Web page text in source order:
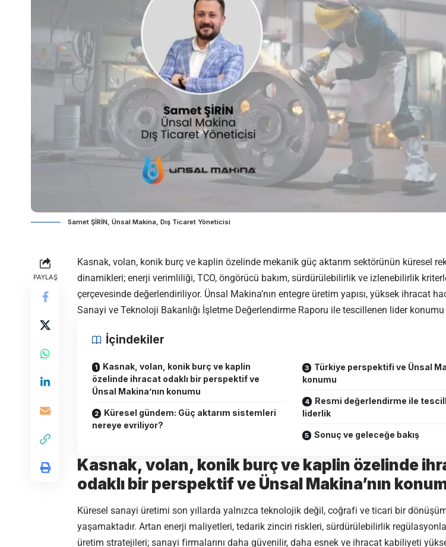
Samet ŞİRİN, Ünsal Makina, Dış Ticaret Yöneticisi
PAYLAŞ
Kasnak, volan, konik burç ve kaplin özelinde mekanik güç aktarım sektörünün küresel
dinamikleri; enerji verimliliği, TCO, öngörücü bakım, sürdürülebilirlik ve izlenebilirlik
çerçevesinde değerlendiriliyor. Ünsal Makina’nın entegre üretim yapısı, yüksek ihracat
Sanayi ve Teknoloji Bakanlığı İşletme Değerlendirme Raporu ile tescillenen lider
İçindekiler
Kasnak, volan, konik burç ve kaplin
özelinde ihracat odaklı bir perspektif ve
Ünsal Makina’nın konumu
Küresel gündem: Güç aktarım sistemleri
nereye evriliyor?
Türkiye perspektifi ve Ünsal
konumu
Resmi değerlendirme ile
liderlik
Sonuç ve geleceğe bakış
Kasnak, volan, konik burç ve kaplin özelinde
odaklı bir perspektif ve Ünsal Makina’nın
Küresel sanayi üretimi son yıllarda yalnızca teknolojik değil, coğrafi ve ticari bir
yaşamaktadır. Artan enerji maliyetleri, tedarik zinciri riskleri, sürdürülebilirlik
üretim stratejileri; sanayi firmalarını daha güvenilir, daha esnek ve ihracat kabiliyeti